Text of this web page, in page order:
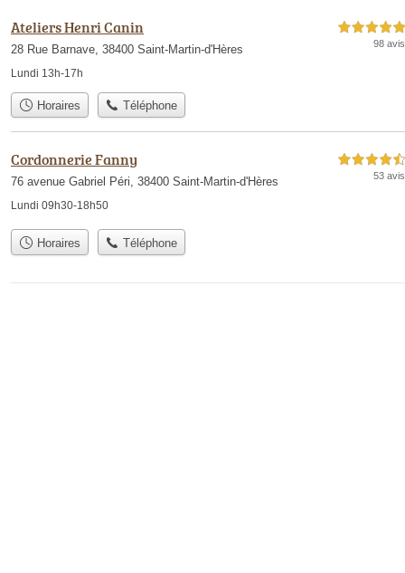
Ateliers Henri Canin
28 Rue Barnave, 38400 Saint-Martin-d'Hères
Lundi 13h-17h
5,0 étoiles sur 5
98 avis
Horaires Téléphone
Cordonnerie Fanny
76 avenue Gabriel Péri, 38400 Saint-Martin-d'Hères
Lundi 09h30-18h50
4,5 étoiles sur 5
53 avis
Horaires Téléphone